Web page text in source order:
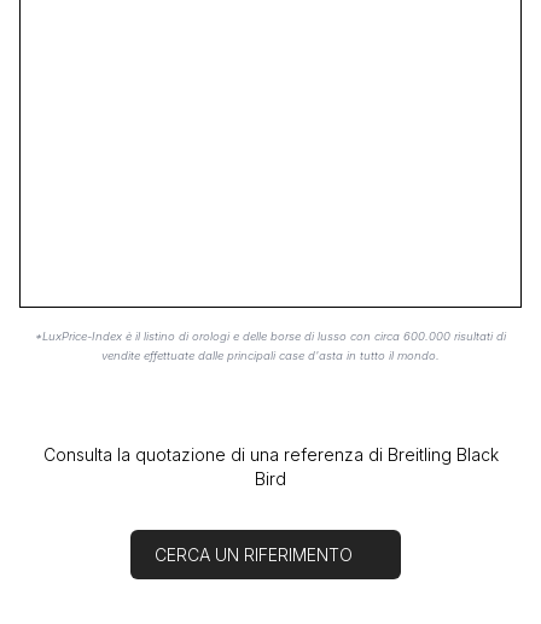
*LuxPrice-Index è il listino di orologi e delle borse di lusso con circa 600.000 risultati di
vendite effettuate dalle principali case d'asta in tutto il mondo.
Consulta la quotazione di una referenza di Breitling Black
Bird
CERCA UN RIFERIMENTO